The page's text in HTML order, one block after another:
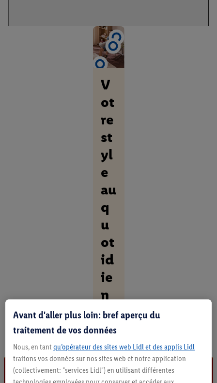
V
ot
re
st
yl
e
au
q
u
ot
id
ie
n
D
c
u
v
r
i
Avant d'aller plus loin: bref aperçu du
traitement de vos données
Nous, en tant qu’opérateur des sites web Lidl et des applis Lidl
traitons vos données sur nos sites web et notre application
(collectivement: "services Lidl") en utilisant différentes